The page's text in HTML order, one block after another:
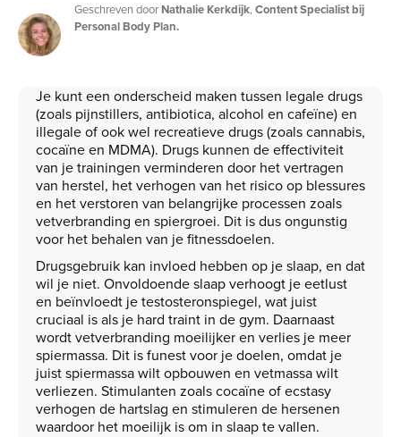
Geschreven door Nathalie Kerkdijk,Content Specialist bij
Personal Body Plan.
Je kunt een onderscheid maken tussen legale drugs
(zoals pijnstillers, antibiotica, alcohol en cafeïne) en
illegale of ook wel recreatieve drugs (zoals cannabis,
cocaïne en MDMA). Drugs kunnen de effectiviteit
van je trainingen verminderen door het vertragen
van herstel, het verhogen van het risico op blessures
en het verstoren van belangrijke processen zoals
vetverbranding en spiergroei. Dit is dus ongunstig
voor het behalen van je fitnessdoelen.
Drugsgebruik kan invloed hebben op je slaap, en dat
wil je niet. Onvoldoende slaap verhoogt je eetlust
en beïnvloedt je testosteronspiegel, wat juist
cruciaal is als je hard traint in de gym. Daarnaast
wordt vetverbranding moeilijker en verlies je meer
spiermassa. Dit is funest voor je doelen, omdat je
juist spiermassa wilt opbouwen en vetmassa wilt
verliezen. Stimulanten zoals cocaïne of ecstasy
verhogen de hartslag en stimuleren de hersenen
waardoor het moeilijk is om in slaap te vallen.